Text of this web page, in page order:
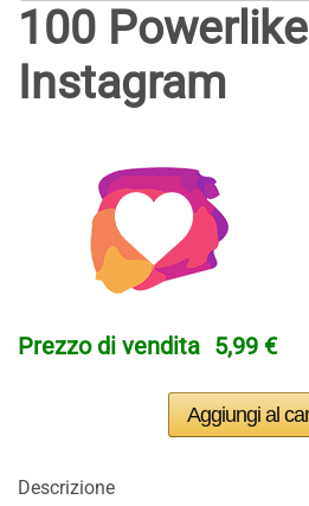
100 Powerlike
Instagram
Prezzo di vendita 5,99 €
Descrizione